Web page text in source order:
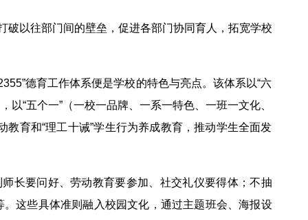
以往部门间的壁垒，促进各部门协同育人，拓宽学校
德育工作体系便是学校的特色与亮点。该体系以“六
“五个一”（一校一品牌、一系一特色、一班一文化、
育和“理工十诫”学生行为养成教育，推动学生全面发
长要问好、劳动教育要参加、社交礼仪要得体；不抽
这些具体准则融入校园文化，通过主题班会、海报设